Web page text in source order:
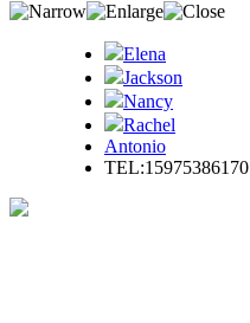
Elena
Jackson
Nancy
Rachel
Antonio
TEL:15975386170